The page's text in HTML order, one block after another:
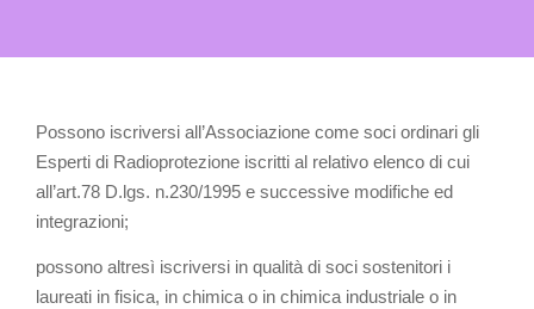
Possono iscriversi all’Associazione come soci ordinari gli
Esperti di Radioprotezione iscritti al relativo elenco di cui
all’art.78 D.lgs. n.230/1995 e successive modifiche ed
integrazioni;
possono altresì iscriversi in qualità di soci sostenitori i
laureati in fisica, in chimica o in chimica industriale o in